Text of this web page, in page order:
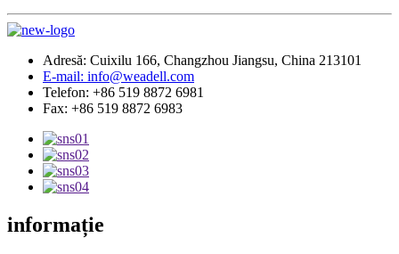
Adresă: Cuixilu 166, Changzhou Jiangsu, China 213101
E-mail: info@weadell.com
Telefon: +86 519 8872 6981
Fax: +86 519 8872 6983
informație